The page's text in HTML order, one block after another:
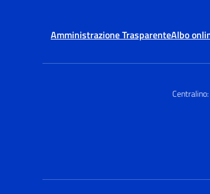
Amministrazione TrasparenteAlbo
Centralino: